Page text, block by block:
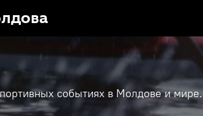
событиях в Молдове и мире.